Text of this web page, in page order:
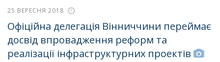
25 ВЕРЕСНЯ 2018
Офіційна делегація Вінниччини переймає
досвід впровадження реформ та
реалізації інфраструктурних проектів